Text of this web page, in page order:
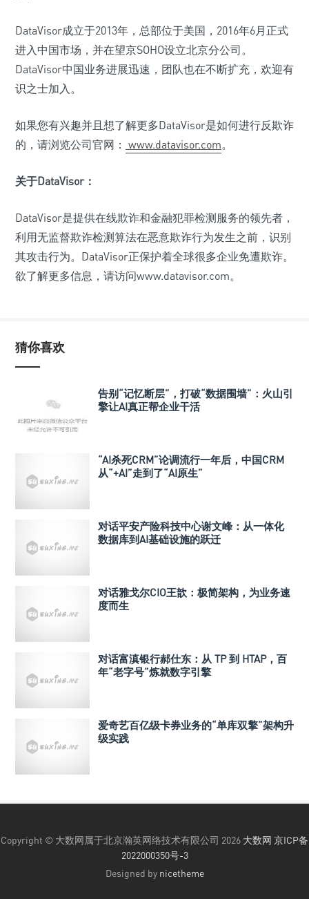
DataVisor成立于2013年，总部位于美国，2016年6月正式
进入中国市场，并在望京SOHO设立北京分公司。
DataVisor中国业务进展迅速，团队也在不断扩充，欢迎有
识之士加入。
如果您有兴趣并且想了解更多DataVisor是如何进行反欺诈
的，请浏览公司官网： www.datavisor.com。
关于DataVisor：
DataVisor是提供在线欺诈和金融犯罪检测服务的领先者，
利用无监督欺诈检测算法在恶意欺诈行为发生之前，识别
其攻击行为。DataVisor正保护着全球很多企业免遭欺诈。
欲了解更多信息，请访问www.datavisor.com。
猜你喜欢
告别“记忆断层”，打破“数据围墙”：火山引
擎让AI真正帮企业干活
“AI杀死CRM”论调流行一年后，中国CRM
从“+AI”走到了“AI原生”
对话平安产险科技中心谢文峰：从一体化
数据库到AI基础设施的跃迁
对话雅戈尔CIO王歆：极简架构，为业务速
度而生
对话富滇银行郝仕东：从 TP 到 HTAP，百
年“老字号”炼就数字引擎
爱奇艺百亿级卡券业务的“单库双擎”架构升
级实践
Copyright © 大数网属于北京瀚英网络技术有限公司 2026 大数网 京ICP备
2022000350号-3
Designed by nicetheme